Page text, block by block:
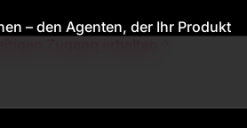
– den Agenten, der Ihr Produkt
Zugang erhalten